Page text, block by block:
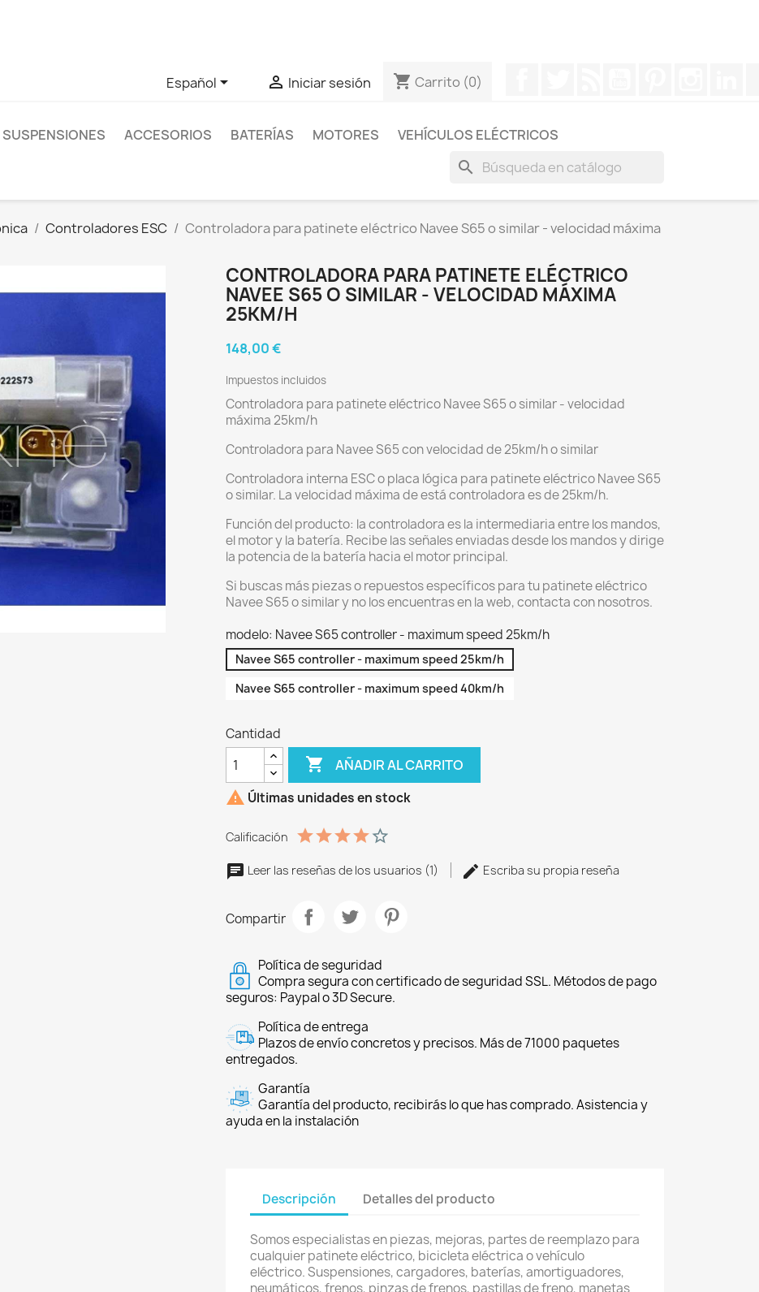
Español  Iniciar sesión shopping_cart Carrito (0)
SUSPENSIONES ACCESORIOS BATERÍAS MOTORES VEHÍCULOS ELÉCTRICOS
search
Controladores ESC
Controladora para patinete eléctrico Navee S65 o similar - velocidad máxima
CONTROLADORA PARA PATINETE ELÉCTRICO
NAVEE S65 O SIMILAR - VELOCIDAD MÁXIMA
25KM/H
148,00 €
Impuestos incluidos
Controladora para patinete eléctrico Navee S65 o similar - velocidad
máxima 25km/h
Controladora para Navee S65 con velocidad de 25km/h o similar
Controladora interna ESC o placa lógica para patinete eléctrico Navee S65
o similar. La velocidad máxima de está controladora es de 25km/h.
Función del producto: la controladora es la intermediaria entre los mandos,
el motor y la batería. Recibe las señales enviadas desde los mandos y dirige
la potencia de la batería hacia el motor principal.
Si buscas más piezas o repuestos específicos para tu patinete eléctrico
Navee S65 o similar y no los encuentras en la web, contacta con nosotros.
modelo: Navee S65 controller - maximum speed 25km/h
Navee S65 controller - maximum speed 25km/h
Navee S65 controller - maximum speed 40km/h
Cantidad
 AÑADIR AL CARRITO
 Últimas unidades en stock
Calificación
Leer las reseñas de los usuarios (1) Escriba su propia reseña
Compartir
Política de seguridad
Compra segura con certificado de seguridad SSL. Métodos de pago
seguros: Paypal o 3D Secure.
Política de entrega
Plazos de envío concretos y precisos. Más de 71000 paquetes
entregados.
Garantía
Garantía del producto, recibirás lo que has comprado. Asistencia y
ayuda en la instalación
Descripción Detalles del producto
Somos especialistas en piezas, mejoras, partes de reemplazo para
cualquier patinete eléctrico, bicicleta eléctrica o vehículo
eléctrico. Suspensiones, cargadores, baterías, amortiguadores,
neumáticos, frenos, pinzas de frenos, pastillas de freno, manetas